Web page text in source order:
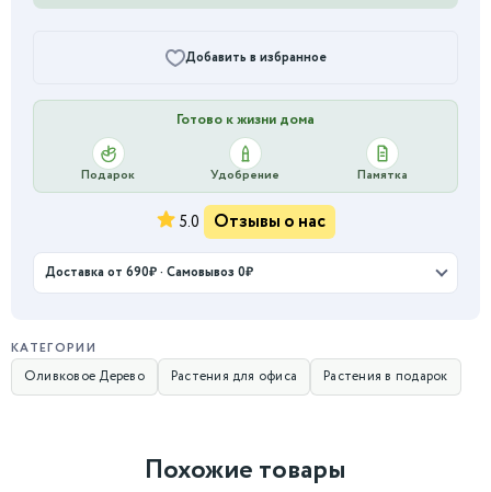
Добавить в избранное
Готово к жизни дома
Подарок Удобрение Памятка
5.0 Отзывы о нас
Доставка от 690₽ · Самовывоз 0₽
КАТЕГОРИИ
Оливковое Дерево Растения для офиса Растения в подарок
Похожие товары